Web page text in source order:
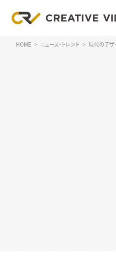
HOME ニュース・トレンド 現代のデ